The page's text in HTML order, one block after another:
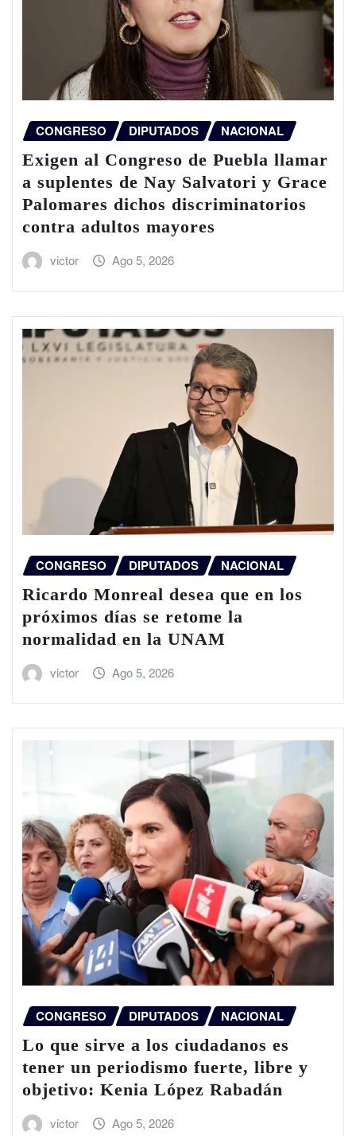
CONGRESO DIPUTADOS NACIONAL
Exigen al Congreso de Puebla llamar
a suplentes de Nay Salvatori y Grace
Palomares dichos discriminatorios
contra adultos mayores
victor Ago 5, 2026
CONGRESO DIPUTADOS NACIONAL
Ricardo Monreal desea que en los
próximos días se retome la
normalidad en la UNAM
victor Ago 5, 2026
CONGRESO DIPUTADOS NACIONAL
Lo que sirve a los ciudadanos es
tener un periodismo fuerte, libre y
objetivo: Kenia López Rabadán
victor Ago 5, 2026